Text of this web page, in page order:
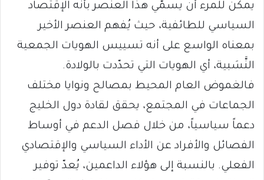
يمكن للمرء أن يسمّي هذا العنصر بأنه الإقتصاد
السياسي للطائفية، حيث يُفهم العنصر الأخير
بمعناه الواسع على أنه تسييس الهويات الجمعية
النَّسَبية، أي الهويات التي تحدّدت بالولادة.
فالغموض العام المحيط بمصالح ونوايا مختلف
الجماعات في المجتمع، يحقق لقادة دول الخليج
دعماً سياسياً، من خلال فصل الدعم في أوساط
الفصائل والأفراد عن الأداء السياسي والإقتصادي
الفعلي. بالنسبة إلى هؤلاء الداعمين، يُعدّ توفير